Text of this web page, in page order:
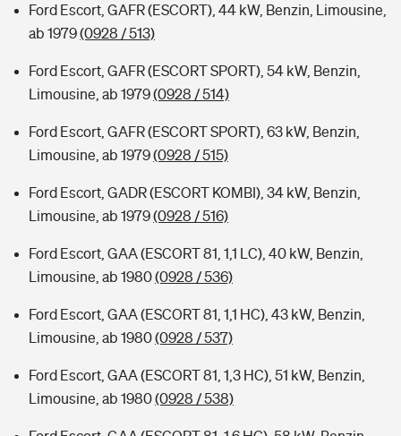
Ford Escort, GAFR (ESCORT), 44 kW, Benzin, Limousine,
ab 1979(0928 / 513)
Ford Escort, GAFR (ESCORT SPORT), 54 kW, Benzin,
Limousine, ab 1979(0928 / 514)
Ford Escort, GAFR (ESCORT SPORT), 63 kW, Benzin,
Limousine, ab 1979(0928 / 515)
Ford Escort, GADR (ESCORT KOMBI), 34 kW, Benzin,
Limousine, ab 1979(0928 / 516)
Ford Escort, GAA (ESCORT 81, 1,1 LC), 40 kW, Benzin,
Limousine, ab 1980(0928 / 536)
Ford Escort, GAA (ESCORT 81, 1,1 HC), 43 kW, Benzin,
Limousine, ab 1980(0928 / 537)
Ford Escort, GAA (ESCORT 81, 1,3 HC), 51 kW, Benzin,
Limousine, ab 1980(0928 / 538)